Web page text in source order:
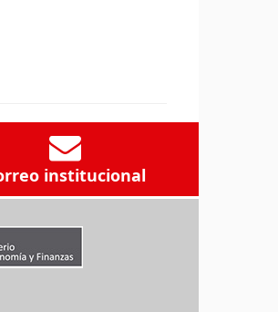
institucional